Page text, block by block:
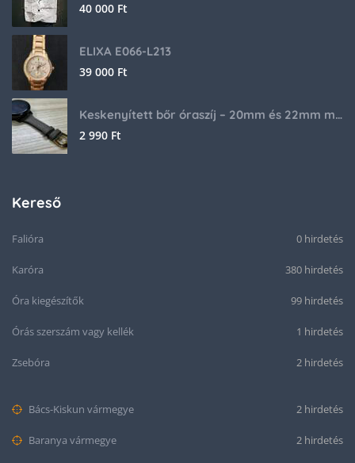
40 000 Ft
ELIXA E066-L213
39 000 Ft
Keskenyített bőr óraszíj – 20mm és 22mm méretben
2 990 Ft
Kereső
Falióra 0 hirdetés
Karóra 380 hirdetés
Óra kiegészítők 99 hirdetés
Órás szerszám vagy kellék 1 hirdetés
Zsebóra 2 hirdetés
Bács-Kiskun vármegye 2 hirdetés
Baranya vármegye 2 hirdetés